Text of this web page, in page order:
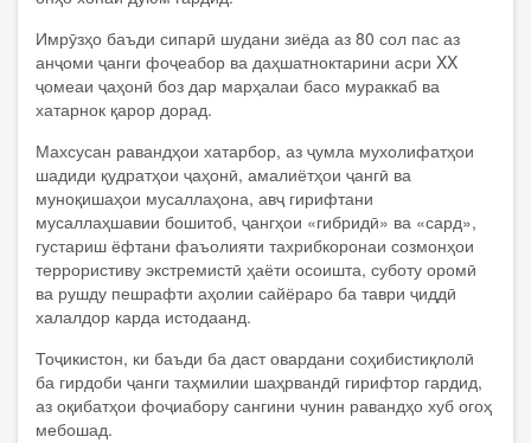
Имрӯзҳо баъди сипарӣ шудани зиёда аз 80 сол пас аз
анҷоми ҷанги фоҷеабор ва даҳшатноктарини асри XX
ҷомеаи ҷаҳонӣ боз дар марҳалаи басо мураккаб ва
хатарнок қарор дорад.
Махсусан равандҳои хатарбор, аз ҷумла мухолифатҳои
шадиди қудратҳои ҷаҳонӣ, амалиётҳои ҷангӣ ва
муноқишаҳои мусаллаҳона, авҷ гирифтани
мусаллаҳшавии бошитоб, ҷангҳои «гибридӣ» ва «сард»,
густариш ёфтани фаъолияти тахрибкоронаи созмонҳои
террористиву экстремистӣ ҳаёти осоишта, суботу оромӣ
ва рушду пешрафти аҳолии сайёраро ба таври ҷиддӣ
халалдор карда истодаанд.
Тоҷикистон, ки баъди ба даст овардани соҳибистиқлолӣ
ба гирдоби ҷанги таҳмилии шаҳрвандӣ гирифтор гардид,
аз оқибатҳои фоҷиабору сангини чунин равандҳо хуб огоҳ
мебошад.